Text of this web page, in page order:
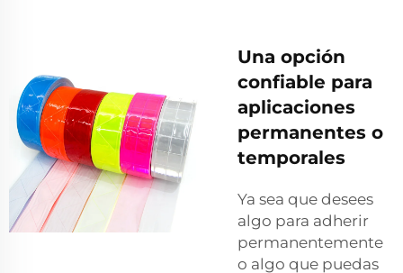
Una opción
confiable para
aplicaciones
permanentes o
temporales
Ya sea que desees
algo para adherir
permanentemente
o algo que puedas